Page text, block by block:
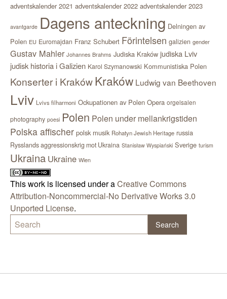
adventskalender 2021 adventskalender 2022 adventskalender 2023
avantgarde Dagens anteckning Delningen av
Polen EU Euromajdan Franz Schubert Förintelsen galizien gender
Gustav Mahler Johannes Brahms Judiska Kraków judiska Lviv
judisk historia i Galizien Karol Szymanowski Kommunistiska Polen
Konserter i KrakówKraków Ludwig van Beethoven
Lviv Lvivs filharmoni Ockupationen av Polen Opera orgelsalen
photography poesi Polen Polen under mellankrigstiden
Polska affischer polsk musik Rohatyn Jewish Heritage russia
Rysslands aggressionskrig mot Ukraina Stanisław Wyspiański Sverige turism
Ukraina Ukraine Wien
This work is licensed under aCreative Commons
Attribution-Noncommercial-No Derivative Works 3.0
Unported License.